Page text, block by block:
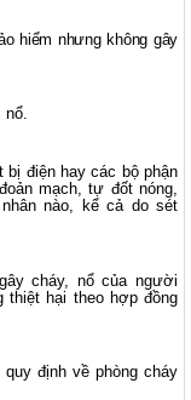
hiểm nhưng không gây
nổ.
điện hay các bộ phận
mạch, tự đốt nóng,
nào, kể cả do sét
cháy, nổ của người
thiệt hại theo hợp đồng
định về phòng cháy